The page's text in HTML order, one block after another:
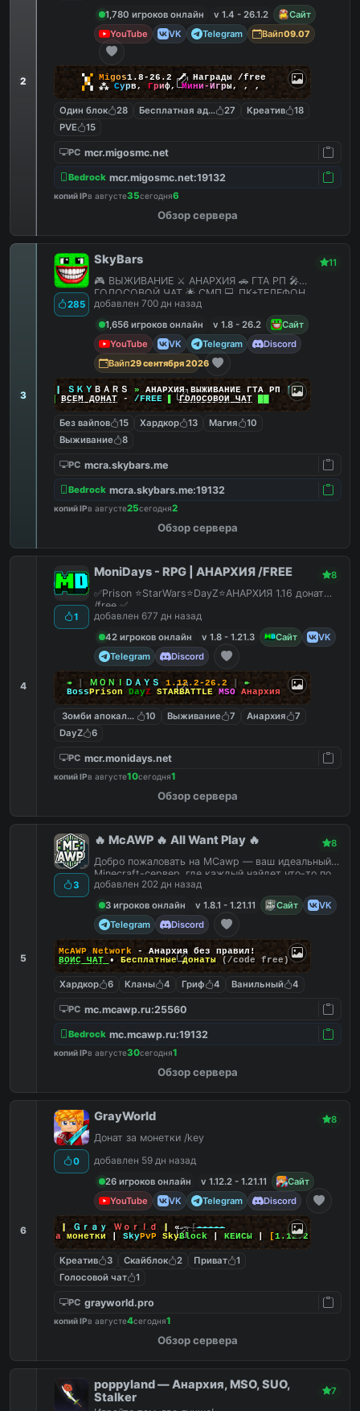
2
1,780 игроков онлайн
v 1.4 - 26.1.2
Сайт
YouTube
VK Telegram Вайп09.07
▚▞ Migos1.8-26.2🗡 Награды /free
▞▚ ⁂ Сурв, Гриф,Мини-Игры, , ,
Один блок 28 Бесплатная админка
27 Креатив
18
PVE
15
PC mcr.migosmc.net
Bedrock mcr.migosmc.net:19132
копий IPв августе35сегодня6
Обзор сервера
3
285
SkyBars 11
🎮 ВЫЖИВАНИЕ ⚔️ АНАРХИЯ 🚗 ГТА РП 🎤
ГОЛОСОВОЙ ЧАТ 🌟 СМП 💻 ПК+ТЕЛЕФОН
добавлен 700 дн назад
1,656 игроков онлайн
v 1.8 - 26.2
Сайт
YouTube
VK Telegram
Discord
Вайп29 сентября 2026
ＳＫＹ ＢＡＲＳ » АНАРХИЯ ВЫЖИВАНИЕ ГТА РП |||
ВСЕМ ДОНАТ- /FREE ▌ГОЛОСОВОЙ ЧАТ
Без вайпов 15 Хардкор 13 Магия
10
Выживание
8
PC mcra.skybars.me
Bedrock mcra.skybars.me:19132
копий IPв августе25сегодня2
Обзор сервера
4
1
MoniDays - RPG | АНАРХИЯ /FREE 8
✅Prison ⭐StarWars⭐DayZ⭐АНАРХИЯ 1.16 донат
/free ✅
добавлен 677 дн назад
42 игроков онлайн
v 1.8 - 1.21.3 Сайт
VK
Telegram
Discord
↠ ＭＯＮＩ ＤＡＹＳ 1.12.2-26.2
↞
BossPrison DayZ STARBATTLE MSO Анархия
Зомби апокалипсис
10 Выживание 7 Анархия
7
DayZ
6
PC mcr.monidays.net
копий IPв августе10сегодня1
Обзор сервера
5
3
🔥 McAWP 🔥 All Want Play 🔥 8
Добро пожаловать на MCawp — ваш идеальный
Minecraft-сервер, где каждый найдет что-то по
душе!
добавлен 202 дн назад
3 игроков онлайн
v 1.8.1 - 1.21.11 Сайт
VK
Telegram
Discord
McAWP Network
- Анархия без правил!
ВОЙС ЧАТ
• Бесплатные донаты (/code free)
Хардкор 6 Кланы 4 Гриф 4 Ванильный 4
PC mc.mcawp.ru:25560
Bedrock mc.mcawp.ru:19132
копий IPв августе30сегодня1
Обзор сервера
6
0
GrayWorld 8
Донат за монетки /key
добавлен 59 дн назад
26 игроков онлайн
v 1.12.2 - 1.21.11
Сайт
YouTube
VK Telegram Discord
----- Ｇｒａｙ Ｗｏｒｌｄ «--[-----
Донат за монетки | SkyPvP SkyBlock | КЕЙСЫ | [1.12.2-
Креатив 3 Скайблок 2 Приват
1
Голосовой чат
1
PC grayworld.pro
копий IPв августе4сегодня1
Обзор сервера
poppyland — Анархия, MSO, SUO,
Stalker
7